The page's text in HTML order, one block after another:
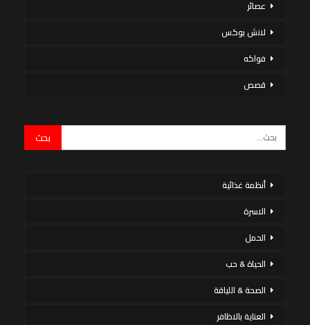
عصائر
لانش بوكس
فواكه
قصص
أنظمة غذائية
الاسرة
الحمل
الحياة & حب
الصحة & اللياقة
العناية بالاظافر